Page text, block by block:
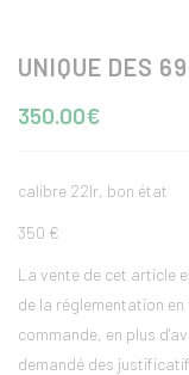
UNIQUE DES
350.00€
calibre 22lr, bon état
350 €
La vente de cet article
de la réglementation
commande, en plus
demandé des